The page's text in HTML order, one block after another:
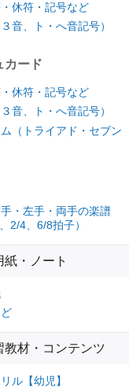
休符・記号など
音、ト・へ音記号）
カード
休符・記号など
音、ト・へ音記号）
（トライアド・セブン
・左手・両手の楽譜
2/4、6/8拍子）
・ノート
教材・コンテンツ
ル【幼児】